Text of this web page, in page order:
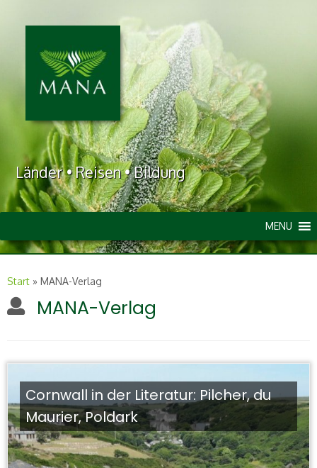
Länder • Reisen • Bildung
MENU
Start » MANA-Verlag
MANA-Verlag
Cornwall in der Literatur: Pilcher, du
Maurier, Poldark